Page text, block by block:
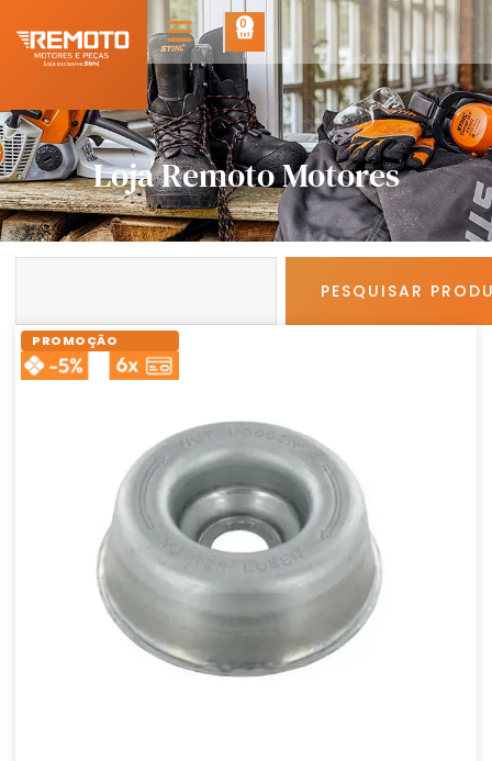
0
Loja Remoto Motores
PESQUISAR
PROMOÇÃO